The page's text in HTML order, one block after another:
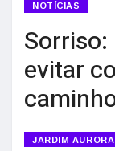
NOTÍCIAS
evitar
JARDIM AURORA